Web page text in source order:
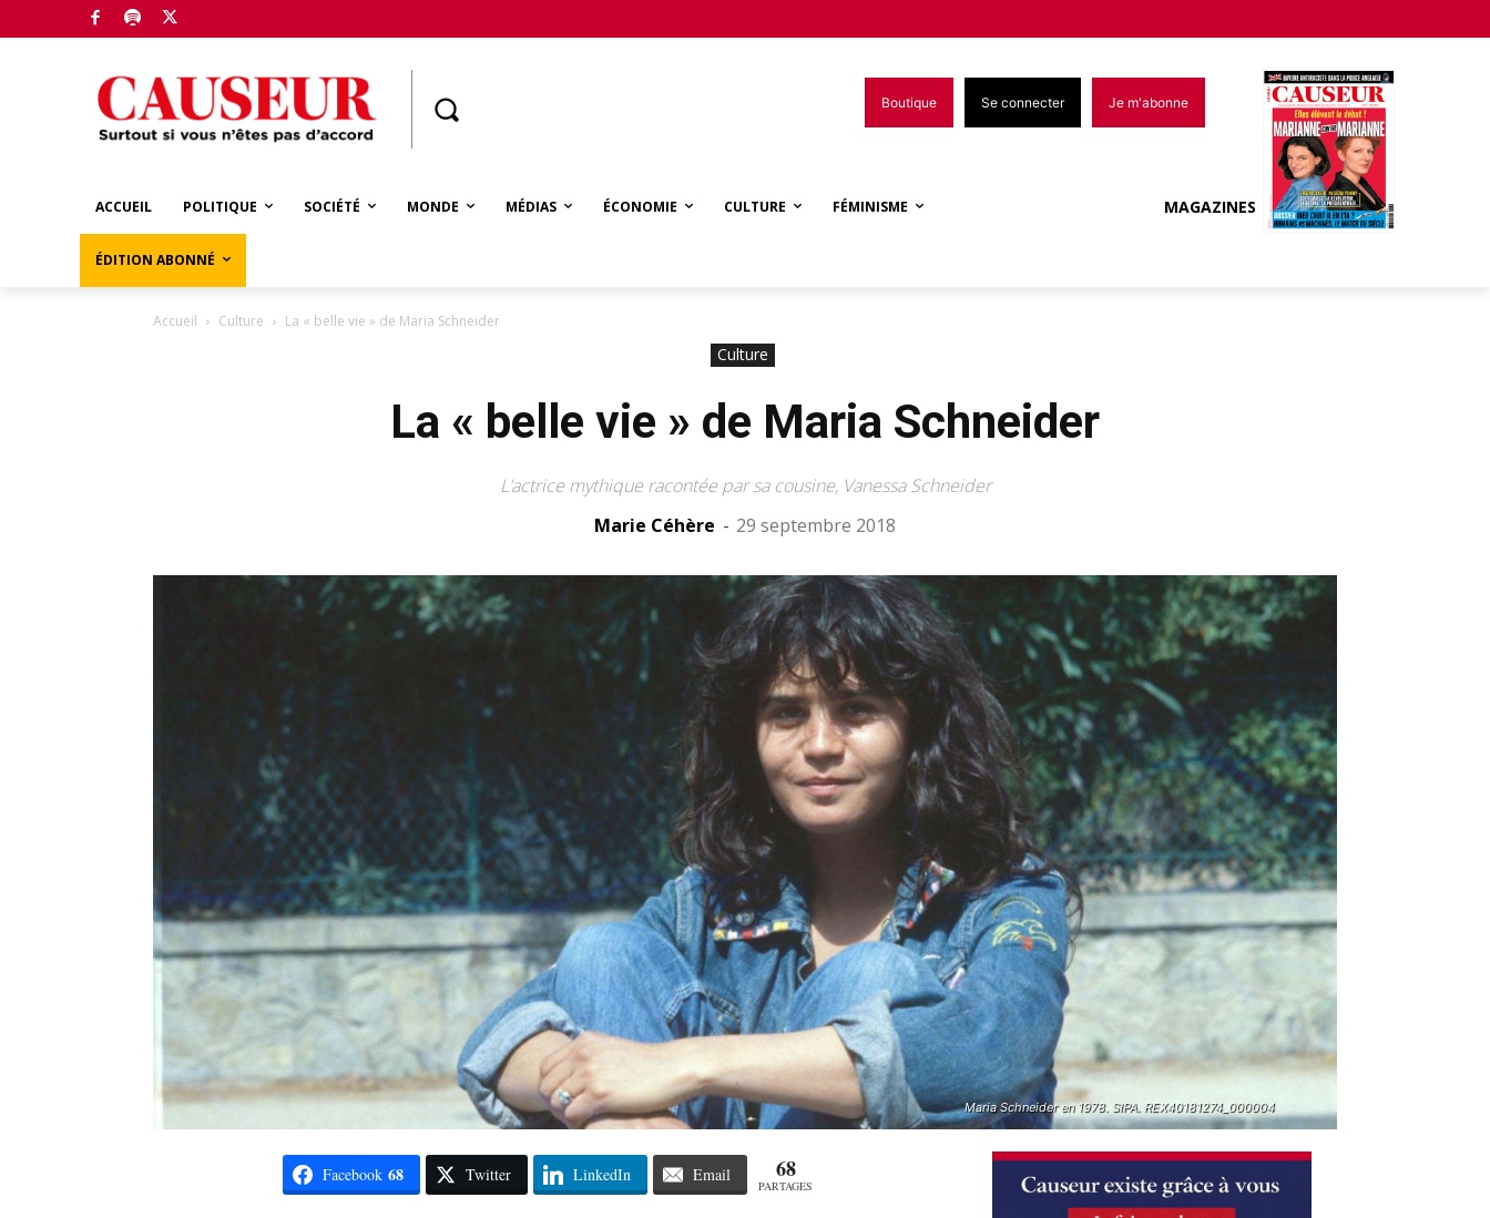
Boutique Se connecter Je m'abonne
ACCUEIL POLITIQUE SOCIÉTÉ MONDE MÉDIAS ÉCONOMIE CULTURE FÉMINISME
ÉDITION ABONNÉ
MAGAZINES
Accueil Culture La « belle vie » de Maria Schneider
Culture
La « belle vie » de Maria Schneider
L’actrice mythique racontée par sa cousine, Vanessa Schneider
Marie Céhère - 29 septembre 2018
Maria Schneider en 1978. SIPA. REX40181274_000004
Facebook 68 Twitter LinkedIn Email 68
PARTAGES